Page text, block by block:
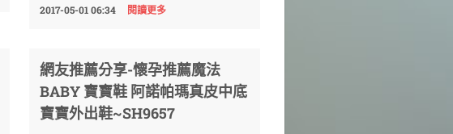
2017-05-01 06:34 閱讀更多
網友推薦分享-懷孕推薦魔法
BABY 寶寶鞋 阿諾帕瑪真皮中底
寶寶外出鞋~SH9657